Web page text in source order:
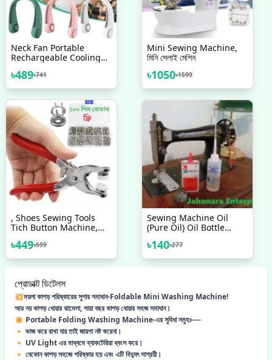
Neck Fan Portable
Rechargeable Cooling
Neckband Fan
৳489৳741
Mini Sewing Machine,
মিনি সেলাই মেশিন
৳1050৳1599
, Shoes Sewing Tools
Tich Button Machine,
Clothes
৳449৳599
Sewing Machine Oil
(Pure Oil) Oil Bottle
৳140৳277
প্রোডাক্ট ডিটেলস
💥ময়লা কাপড় পরিষ্কারের সুপার সমাধান-Foldable Mini Washing Machine!
আর নয় কাপড় ধোয়ার ঝামেলা, সারা বছর কাপড় ধোয়ার সহজ সমাধান।
✴️ Portable Folding Washing Machine-এর সুবিধা সমুহঃ----
🔸 ভাজ করে রাখা যায় তাই জায়গা নষ্ট করেনা।
🔸 UV Light এর মাধ্যমে ব্যাকটেরিয়া ধ্বংস করে।
🔸 যেকোন কাপড় সহজে পরিষ্কার হয় এবং এটি বিদ্যুৎ সাশ্রয়ী।